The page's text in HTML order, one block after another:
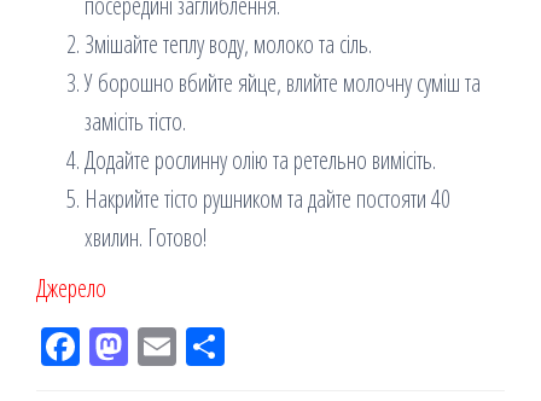
Змішайте теплу воду, молоко та сіль.
У борошно вбийте яйце, влийте молочну суміш та
замісіть тісто.
Додайте рослинну олію та ретельно вимісіть.
Накрийте тісто рушником та дайте постояти 40
хвилин. Готово!
Джерело
Fac M Em